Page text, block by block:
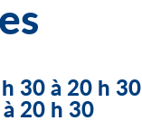
30 à 20 h 30
20 h 30